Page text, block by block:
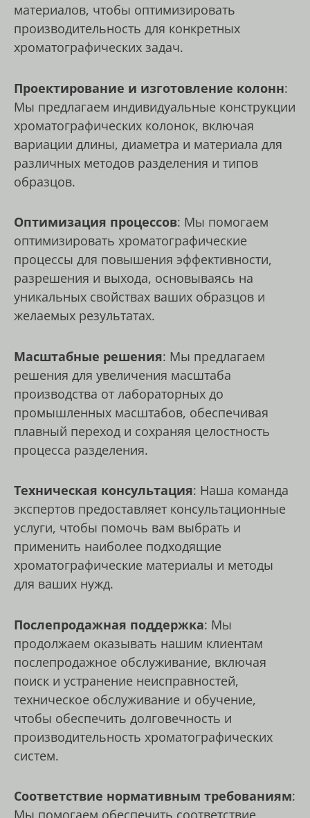
материалов, чтобы оптимизировать
производительность для конкретных
хроматографических задач.
Проектирование и изготовление колонн:
Мы предлагаем индивидуальные конструкции
хроматографических колонок, включая
вариации длины, диаметра и материала для
различных методов разделения и типов
образцов.
Оптимизация процессов: Мы помогаем
оптимизировать хроматографические
процессы для повышения эффективности,
разрешения и выхода, основываясь на
уникальных свойствах ваших образцов и
желаемых результатах.
Масштабные решения: Мы предлагаем
решения для увеличения масштаба
производства от лабораторных до
промышленных масштабов, обеспечивая
плавный переход и сохраняя целостность
процесса разделения.
Техническая консультация: Наша команда
экспертов предоставляет консультационные
услуги, чтобы помочь вам выбрать и
применить наиболее подходящие
хроматографические материалы и методы
для ваших нужд.
Послепродажная поддержка: Мы
продолжаем оказывать нашим клиентам
послепродажное обслуживание, включая
поиск и устранение неисправностей,
техническое обслуживание и обучение,
чтобы обеспечить долговечность и
производительность хроматографических
систем.
Соответствие нормативным требованиям:
Мы помогаем обеспечить соответствие